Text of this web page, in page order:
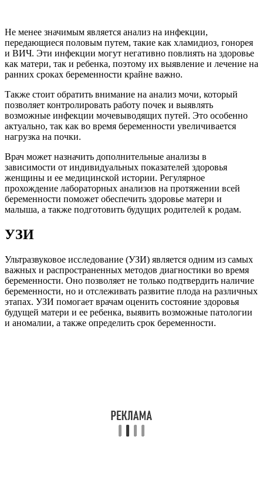
Не менее значимым является анализ на инфекции,
передающиеся половым путем, такие как хламидиоз, гонорея
и ВИЧ. Эти инфекции могут негативно повлиять на здоровье
как матери, так и ребенка, поэтому их выявление и лечение на
ранних сроках беременности крайне важно.
Также стоит обратить внимание на анализ мочи, который
позволяет контролировать работу почек и выявлять
возможные инфекции мочевыводящих путей. Это особенно
актуально, так как во время беременности увеличивается
нагрузка на почки.
Врач может назначить дополнительные анализы в
зависимости от индивидуальных показателей здоровья
женщины и ее медицинской истории. Регулярное
прохождение лабораторных анализов на протяжении всей
беременности поможет обеспечить здоровье матери и
малыша, а также подготовить будущих родителей к родам.
УЗИ
Ультразвуковое исследование (УЗИ) является одним из самых
важных и распространенных методов диагностики во время
беременности. Оно позволяет не только подтвердить наличие
беременности, но и отслеживать развитие плода на различных
этапах. УЗИ помогает врачам оценить состояние здоровья
будущей матери и ее ребенка, выявить возможные патологии
и аномалии, а также определить срок беременности.